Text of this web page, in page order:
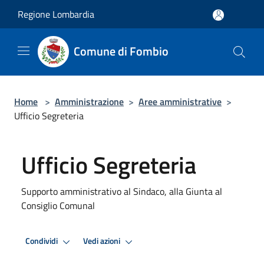
Regione Lombardia
Comune di Fombio
Home > Amministrazione > Aree amministrative >
Ufficio Segreteria
Ufficio Segreteria
Supporto amministrativo al Sindaco, alla Giunta al
Consiglio Comunal
Condividi Vedi azioni